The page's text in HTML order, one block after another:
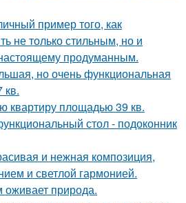
пример того, как
не только стильным, но и
продуманным.
но очень функциональная
кв.
квартиру площадью 39 кв.
стол - подоконник
и нежная композиция,
и светлой гармонией.
оживает природа.